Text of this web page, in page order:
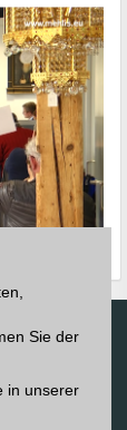
Sie der
in unserer
Höchstzuschläge